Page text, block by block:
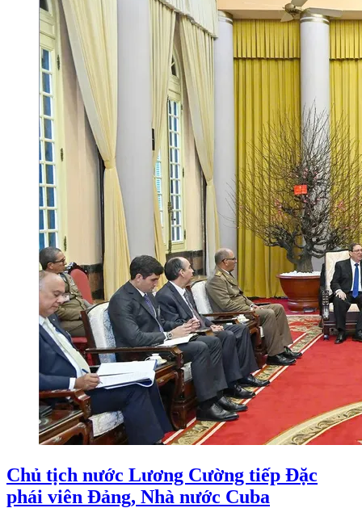
Chủ tịch nước Lương Cường tiếp Đặc
phái viên Đảng, Nhà nước Cuba